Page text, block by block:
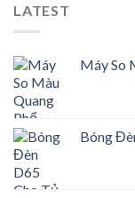
LATEST
Máy So
Bóng